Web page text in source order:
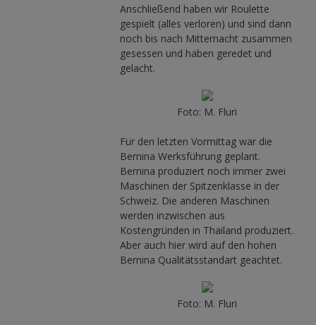
Anschließend haben wir Roulette
gespielt (alles verloren) und sind dann
noch bis nach Mitternacht zusammen
gesessen und haben geredet und
gelacht.
Foto: M. Fluri
Für den letzten Vormittag war die
Bernina Werksführung geplant.
Bernina produziert noch immer zwei
Maschinen der Spitzenklasse in der
Schweiz. Die anderen Maschinen
werden inzwischen aus
Kostengründen in Thailand produziert.
Aber auch hier wird auf den hohen
Bernina Qualitätsstandart geachtet.
Foto: M. Fluri